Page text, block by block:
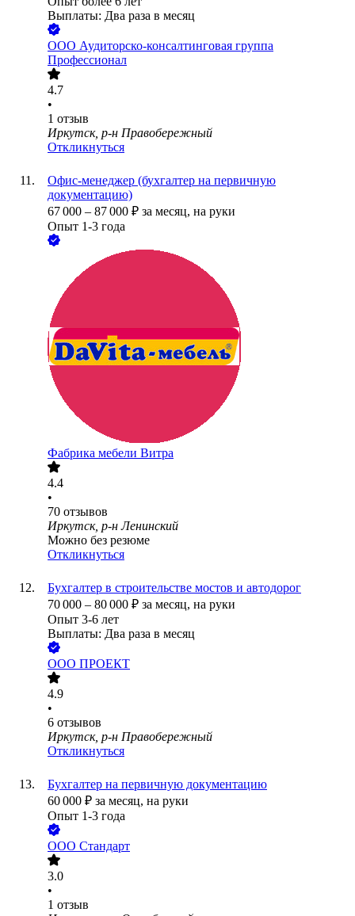
Выплаты: Два раза в месяц
ООО Аудиторско-консалтинговая группа
Профессионал
4.7
•
1 отзыв
Иркутск, р-н Правобережный
Откликнуться
Офис-менеджер (бухгалтер на первичную
документацию)
67 000 – 87 000 ₽ за месяц, на руки
Опыт 1-3 года
Фабрика мебели Витра
4.4
•
70 отзывов
Иркутск, р-н Ленинский
Можно без резюме
Откликнуться
Бухгалтер в строительстве мостов и автодорог
70 000 – 80 000 ₽ за месяц, на руки
Опыт 3-6 лет
Выплаты: Два раза в месяц
ООО ПРОЕКТ
4.9
•
6 отзывов
Иркутск, р-н Правобережный
Откликнуться
Бухгалтер на первичную документацию
60 000 ₽ за месяц, на руки
Опыт 1-3 года
ООО Стандарт
3.0
•
1 отзыв